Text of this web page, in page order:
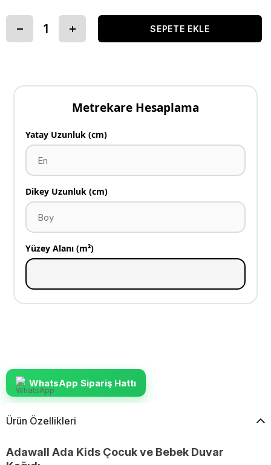
Metrekare Hesaplama
Yatay Uzunluk (cm)
Dikey Uzunluk (cm)
Yüzey Alanı (m²)
WhatsApp Sipariş Hattı
Ürün Özellikleri
Adawall Ada Kids Çocuk ve Bebek Duvar